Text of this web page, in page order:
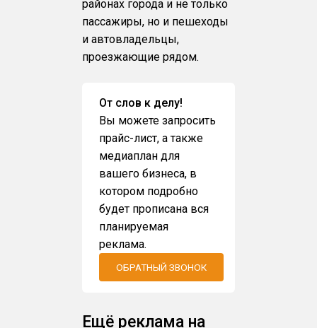
районах города и не только
пассажиры, но и пешеходы
и автовладельцы,
проезжающие рядом.
От слов к делу!
Вы можете запросить
прайс-лист, а также
медиаплан для
вашего бизнеса, в
котором подробно
будет прописана вся
планируемая
реклама.
ОБРАТНЫЙ ЗВОНОК
Ещё реклама на